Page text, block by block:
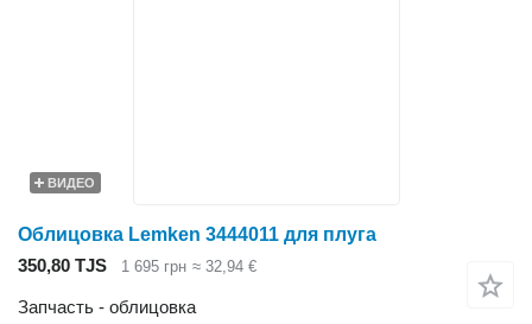
ВИДЕО
Облицовка Lemken 3444011 для плуга
350,80 TJS
1 695 грн ≈ 32,94 €
Запчасть - облицовка